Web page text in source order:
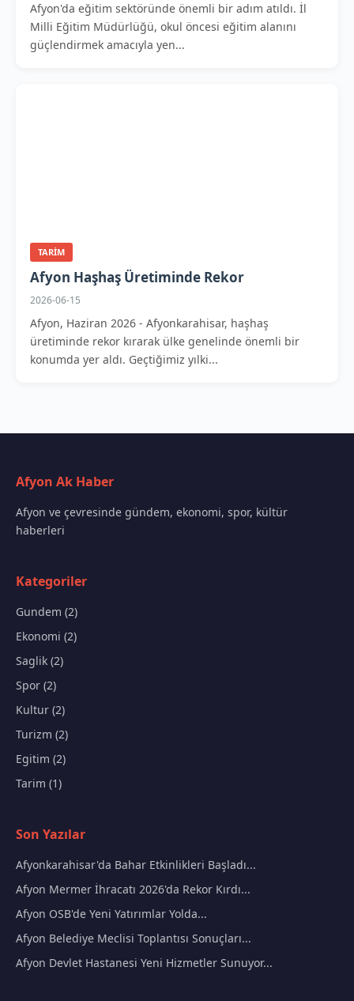
Afyon'da eğitim sektöründe önemli bir adım atıldı. İl
Milli Eğitim Müdürlüğü, okul öncesi eğitim alanını
güçlendirmek amacıyla yen...
TARIM
Afyon Haşhaş Üretiminde Rekor
2026-06-15
Afyon, Haziran 2026 - Afyonkarahisar, haşhaş
üretiminde rekor kırarak ülke genelinde önemli bir
konumda yer aldı. Geçtiğimiz yılki...
Afyon Ak Haber
Afyon ve çevresinde gündem, ekonomi, spor, kültür
haberleri
Kategoriler
Gundem (2)
Ekonomi (2)
Saglik (2)
Spor (2)
Kultur (2)
Turizm (2)
Egitim (2)
Tarim (1)
Son Yazılar
Afyonkarahisar'da Bahar Etkinlikleri Başladı...
Afyon Mermer İhracatı 2026'da Rekor Kırdı...
Afyon OSB'de Yeni Yatırımlar Yolda...
Afyon Belediye Meclisi Toplantısı Sonuçları...
Afyon Devlet Hastanesi Yeni Hizmetler Sunuyor...